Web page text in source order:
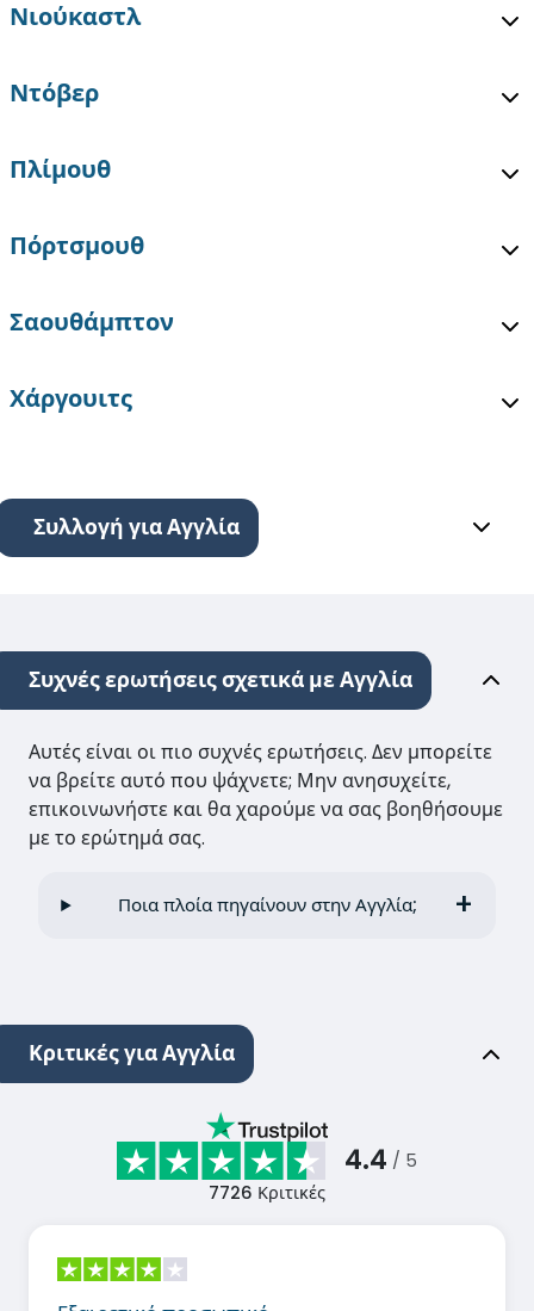
Νιούκαστλ
Ντόβερ
Πλίμουθ
Πόρτσμουθ
Σαουθάμπτον
Χάργουιτς
Συλλογή για Αγγλία
Συχνές ερωτήσεις σχετικά με Αγγλία
Αυτές είναι οι πιο συχνές ερωτήσεις. Δεν μπορείτε
να βρείτε αυτό που ψάχνετε; Μην ανησυχείτε,
επικοινωνήστε και θα χαρούμε να σας βοηθήσουμε
με το ερώτημά σας.
Ποια πλοία πηγαίνουν στην Αγγλία;
Κριτικές για Αγγλία
4.4 / 5
7726 Κριτικές